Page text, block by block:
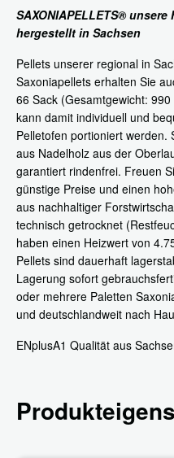
SAXONIAPELLETS® unsere
hergestellt in Sachsen
Pellets unserer regional in
Saxoniapellets erhalten Sie
66 Sack (Gesamtgewicht:
kann damit individuell und
Pelletofen portioniert werden.
aus Nadelholz aus der
garantiert rindenfrei. Freuen
günstige Preise und einen
aus nachhaltiger
technisch getrocknet
haben einen Heizwert von
Pellets sind dauerhaft
Lagerung sofort
oder mehrere Paletten
und deutschlandweit nach
ENplusA1 Qualität aus